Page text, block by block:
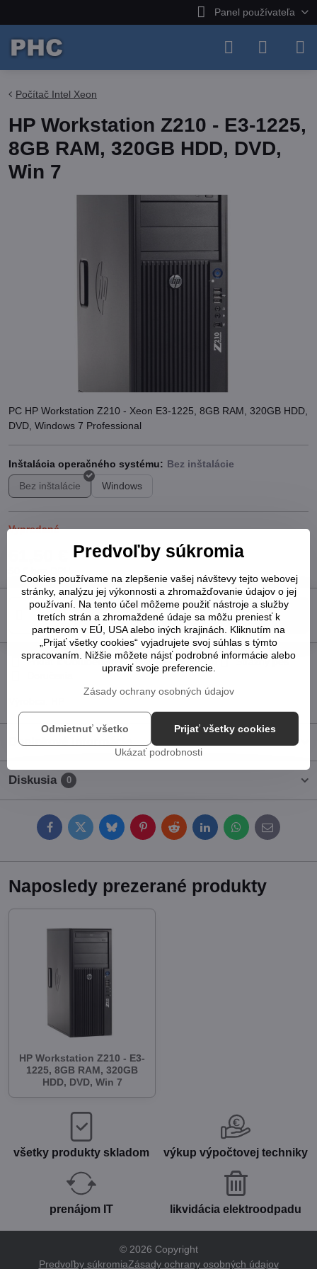
Panel používateľa
Počítač Intel Xeon
HP Workstation Z210 - E3-1225,
8GB RAM, 320GB HDD, DVD,
Win 7
PC HP Workstation Z210 - Xeon E3-1225, 8GB RAM, 320GB HDD,
DVD, Windows 7 Professional
Inštalácia operačného systému:
Bez inštalácie
Windows
Vypredané
Do košíka
Pridať k Obľúbeným Otázka k produktu
Strážny pes
Doplnkové informácie
Diskusia 0
FacebookTwitterBlueskyPinterestRedditLinkedInWhatsApp
E-
mail
Naposledy prezerané produkty
HP Workstation Z210 - E3-
1225, 8GB RAM, 320GB
HDD, DVD, Win 7
všetky produkty skladom výkup výpočtovej techniky
prenájom IT likvidácia elektroodpadu
© 2026 Copyright
Predvoľby súkromiaZásady ochrany osobných údajov
Predvoľby súkromia
Cookies používame na zlepšenie vašej návštevy tejto webovej
stránky, analýzu jej výkonnosti a zhromažďovanie údajov o jej
používaní. Na tento účel môžeme použiť nástroje a služby
tretích strán a zhromaždené údaje sa môžu preniesť k
partnerom v EÚ, USA alebo iných krajinách. Kliknutím na
„Prijať všetky cookies“ vyjadrujete svoj súhlas s týmto
spracovaním. Nižšie môžete nájsť podrobné informácie alebo
upraviť svoje preferencie.
Zásady ochrany osobných údajov
Ukázať podrobnosti
Prijať všetky cookies
Odmietnuť všetko